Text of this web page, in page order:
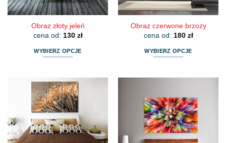
produktu
produktu
Obraz złoty jeleń
cena od: 130 zł
WYBIERZ OPCJE
ma
wiele
wariantów.
Opcje
można
wybrać
Obraz czerwone brzozy
cena od: 180 zł
WYBIERZ OPCJE
wariantów.
Opcje
można